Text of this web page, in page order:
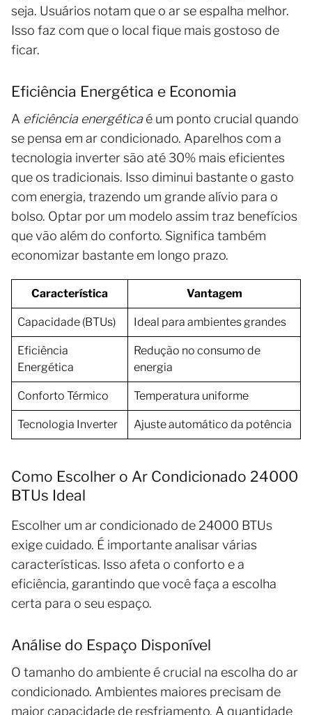
seja. Usuários notam que o ar se espalha melhor.
Isso faz com que o local fique mais gostoso de
ficar.
Eficiência Energética e Economia
A eficiência energéticaé um ponto crucial quando
se pensa em ar condicionado. Aparelhos com a
tecnologia inverter são até 30% mais eficientes
que os tradicionais. Isso diminui bastante o gasto
com energia, trazendo um grande alívio para o
bolso. Optar por um modelo assim traz benefícios
que vão além do conforto. Significa também
economizar bastante em longo prazo.
Característica Vantagem
Capacidade (BTUs) Ideal para ambientes grandes
Eficiência
Energética
Redução no consumo de
energia
Conforto Térmico Temperatura uniforme
Tecnologia Inverter Ajuste automático da potência
Como Escolher o Ar Condicionado 24000
BTUs Ideal
Escolher um ar condicionado de 24000 BTUs
exige cuidado. É importante analisar várias
características. Isso afeta o conforto e a
eficiência, garantindo que você faça a escolha
certa para o seu espaço.
Análise do Espaço Disponível
O tamanho do ambiente é crucial na escolha do ar
condicionado. Ambientes maiores precisam de
maior capacidade de resfriamento. A quantidade